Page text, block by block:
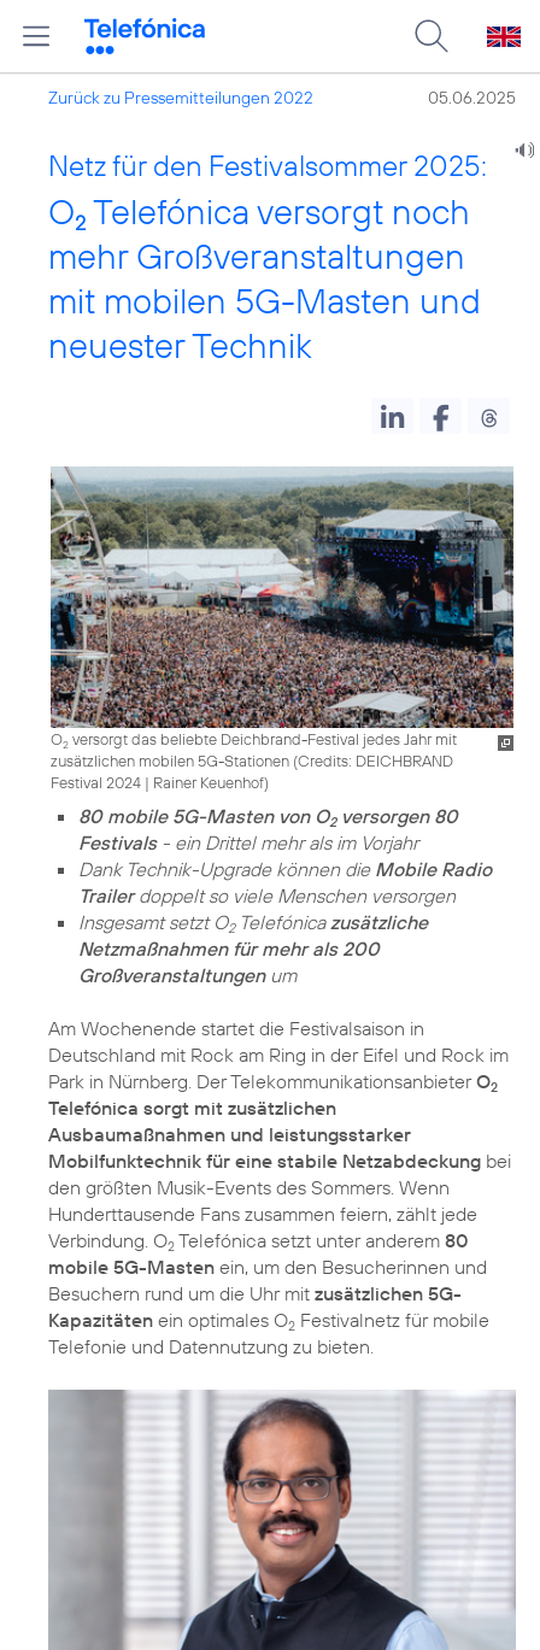
Zurück zu Pressemitteilungen 2022 05.06.2025
Netz für den Festivalsommer 2025:
O2 Telefónica versorgt noch
mehr Großveranstaltungen
mit mobilen 5G-Masten und
neuester Technik
O2 versorgt das beliebte Deichbrand-Festival jedes Jahr mit
zusätzlichen mobilen 5G-Stationen (Credits: DEICHBRAND
Festival 2024 | Rainer Keuenhof)
80 mobile 5G-Masten von O2versorgen 80
Festivals- ein Drittel mehr als im Vorjahr
Dank Technik-Upgrade können die Mobile Radio
Trailerdoppelt so viele Menschen versorgen
Insgesamt setzt O2Telefónica zusätzliche
Netzmaßnahmen für mehr als 200
Großveranstaltungenum
Am Wochenende startet die Festivalsaison in
Deutschland mit Rock am Ring in der Eifel und Rock im
Park in Nürnberg. Der TelekommunikationsanbieterO2
Telefónica sorgt mit zusätzlichen
Ausbaumaßnahmen und leistungsstarker
Mobilfunktechnik für eine stabile Netzabdeckung bei
den größten Musik-Events des Sommers. Wenn
Hunderttausende Fans zusammen feiern, zählt jede
Verbindung. O2 Telefónica setzt unter anderem 80
mobile 5G-Masten ein, um den Besucherinnen und
Besuchern rund um die Uhr mit zusätzlichen 5G-
Kapazitäten ein optimales O2 Festivalnetz für mobile
Telefonie und Datennutzung zu bieten.